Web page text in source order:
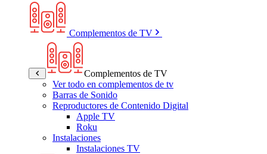
Complementos de TV
Complementos de TV
Ver todo en complementos de tv
Barras de Sonido
Reproductores de Contenido Digital
Apple TV
Roku
Instalaciones
Instalaciones TV